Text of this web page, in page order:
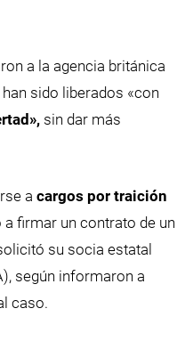
a la agencia británica
sido liberados «con
sin dar más
a cargos por traición
a firmar un contrato de un
su socia estatal
según informaron a
caso.